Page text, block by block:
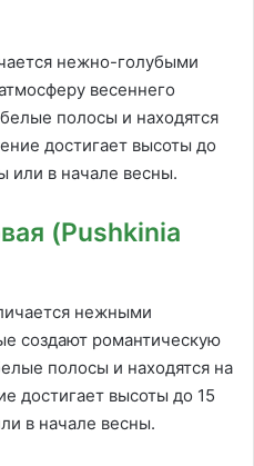
нежно-голубыми
весеннего
полосы и находятся
достигает высоты до
или в начале весны.
(Pushkinia
нежными
создают романтическую
полосы и находятся на
достигает высоты до 15
в начале весны.